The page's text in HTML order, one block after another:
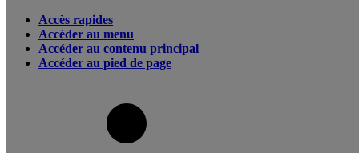
Accès rapides
Accéder au menu
Accéder au contenu principal
Accéder au pied de page